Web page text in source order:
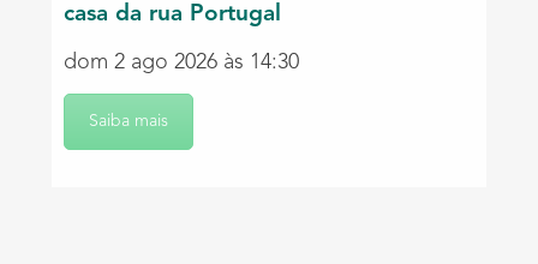
casa da rua Portugal
dom 2 ago 2026 às 14:30
Saiba mais